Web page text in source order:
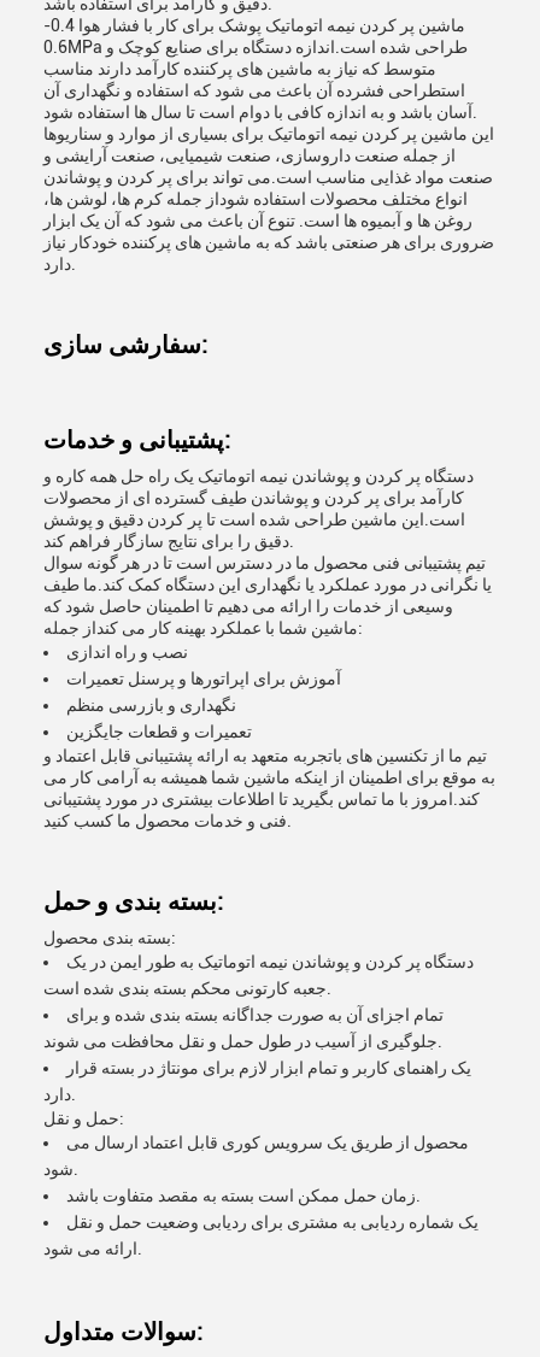
ماشین پر کردن نیمه اتوماتیک پوشک برای کار با فشار هوا 0.4-
0.6MPa طراحی شده است.اندازه دستگاه برای صنایع کوچک و
متوسط که نیاز به ماشین های پرکننده کارآمد دارند مناسب
استطراحی فشرده آن باعث می شود که استفاده و نگهداری آن
این ماشین پر کردن نیمه اتوماتیک برای بسیاری از موارد و سناریوها
از جمله صنعت داروسازی، صنعت شیمیایی، صنعت آرایشی و
صنعت مواد غذایی مناسب است.می تواند برای پر کردن و پوشاندن
انواع مختلف محصولات استفاده شوداز جمله کرم ها، لوشن ها،
روغن ها و آبمیوه ها است. تنوع آن باعث می شود که آن یک ابزار
ضروری برای هر صنعتی باشد که به ماشین های پرکننده خودکار نیاز
سفارشی سازی:
پشتیبانی و خدمات:
دستگاه پر کردن و پوشاندن نیمه اتوماتیک یک راه حل همه کاره و
کارآمد برای پر کردن و پوشاندن طیف گسترده ای از محصولات
است.این ماشین طراحی شده است تا پر کردن دقیق و پوشش
تیم پشتیبانی فنی محصول ما در دسترس است تا در هر گونه سوال
یا نگرانی در مورد عملکرد یا نگهداری این دستگاه کمک کند.ما طیف
وسیعی از خدمات را ارائه می دهیم تا اطمینان حاصل شود که
ماشین شما با عملکرد بهینه کار می کنداز جمله:
نصب و راه اندازی
آموزش برای اپراتورها و پرسنل تعمیرات
نگهداری و بازرسی منظم
تعمیرات و قطعات جایگزین
تیم ما از تکنسین های باتجربه متعهد به ارائه پشتیبانی قابل اعتماد و
به موقع برای اطمینان از اینکه ماشین شما همیشه به آرامی کار می
کند.امروز با ما تماس بگیرید تا اطلاعات بیشتری در مورد پشتیبانی
بسته بندی و حمل:
بسته بندی محصول:
دستگاه پر کردن و پوشاندن نیمه اتوماتیک به طور ایمن در یک
تمام اجزای آن به صورت جداگانه بسته بندی شده و برای
یک راهنمای کاربر و تمام ابزار لازم برای مونتاژ در بسته قرار
حمل و نقل:
محصول از طریق یک سرویس کوری قابل اعتماد ارسال می
یک شماره ردیابی به مشتری برای ردیابی وضعیت حمل و نقل
سوالات متداول: